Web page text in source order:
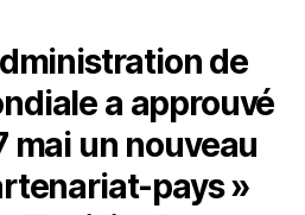
de
a approuvé
mai un nouveau
pays »